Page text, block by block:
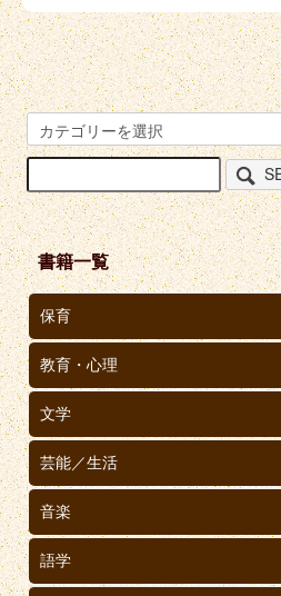
書籍一覧
保育
教育・心理
文学
芸能／生活
音楽
語学